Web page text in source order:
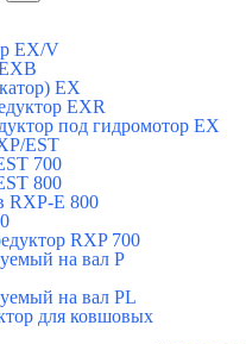
EX/V
ЕХВ
ЕХ
ЕХR
под гидромотор ЕХ
EST
700
800
RXP-E 800
RXP 700
на вал Р
на вал РL
для ковшовых